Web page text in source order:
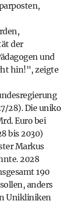
der
und
hin!", zeigte
28). Die uniko
Euro bei
bis 2030)
Markus
2028
190
anders
Unikliniken